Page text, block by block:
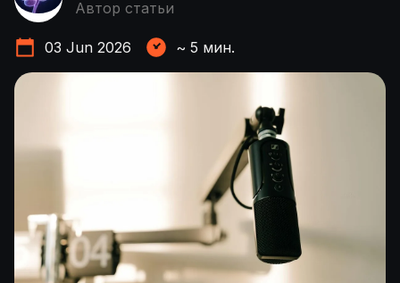
Автор статьи
03 Jun 2026 ~ 5 мин.